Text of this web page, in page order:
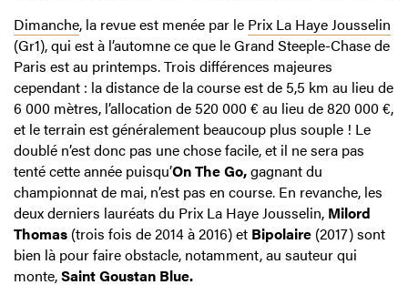
Dimanche, la revue est menée par le Prix La Haye Jousselin
(Gr1), qui est à l’automne ce que le Grand Steeple-Chase de
Paris est au printemps. Trois différences majeures
cependant : la distance de la course est de 5,5 km au lieu de
6 000 mètres, l’allocation de 520 000 € au lieu de 820 000 €,
et le terrain est généralement beaucoup plus souple ! Le
doublé n’est donc pas une chose facile, et il ne sera pas
tenté cette année puisqu’On The Go,gagnant du
championnat de mai, n’est pas en course. En revanche, les
deux derniers lauréats du Prix La Haye Jousselin, Milord
Thomas (trois fois de 2014 à 2016) et Bipolaire (2017) sont
bien là pour faire obstacle, notamment, au sauteur qui
monte,Saint Goustan Blue.